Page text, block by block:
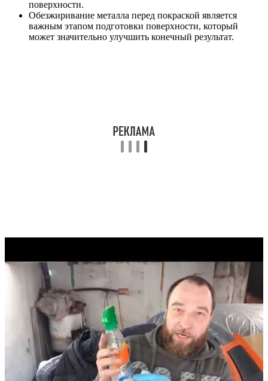
поверхности.
Обезжиривание металла перед покраской является
важным этапом подготовки поверхности, который
может значительно улучшить конечный результат.